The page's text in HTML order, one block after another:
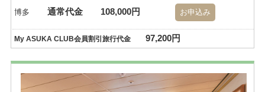
博多 通常代金 108,000円 お申込み
My ASUKA CLUB会員割引旅行代金 97,200円